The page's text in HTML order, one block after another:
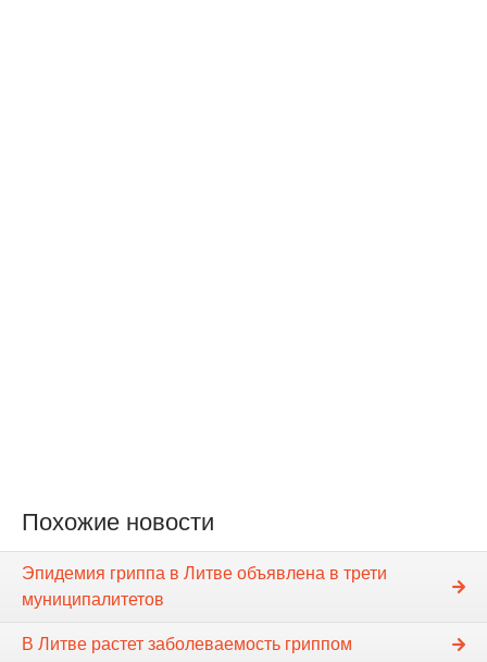
Похожие новости
Эпидемия гриппа в Литве объявлена в трети
муниципалитетов
В Литве растет заболеваемость гриппом